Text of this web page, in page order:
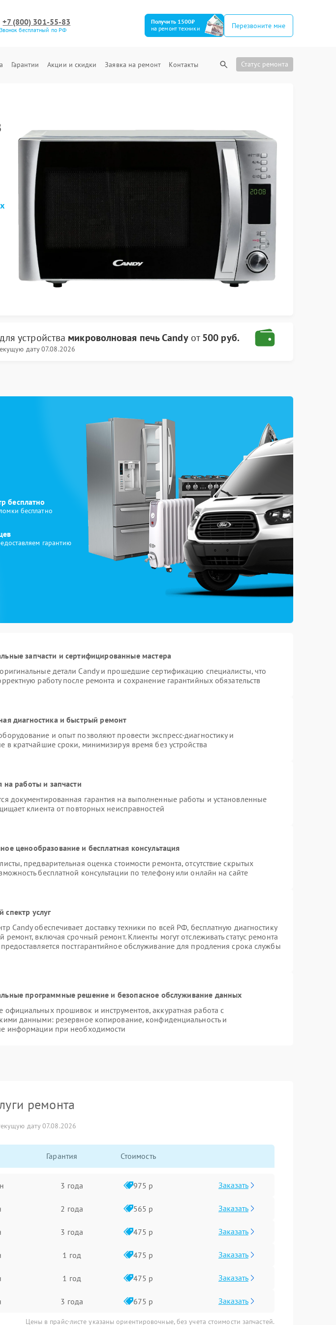
+7 (800) 301-55-83
Звонок бесплатный по РФ
Получить 1500₽
на ремонт техники
Перезвоните мне
Гарантии Акции и скидки Заявка на ремонт Контакты Статус ремонта
устройства микроволновая печь Candyот500 руб.
дату 07.08.2026
бесплатно
бесплатно
гарантию
запчасти и сертифицированные мастера
детали Candy и прошедшие сертификацию специалисты, что
работу после ремонта и сохранение гарантийных обязательств
диагностика и быстрый ремонт
и опыт позволяют провести экспресс-диагностику и
в кратчайшие сроки, минимизируя время без устройства
на работы и запчасти
документированная гарантия на выполненные работы и установленные
клиента от повторных неисправностей
ценообразование и бесплатная консультация
предварительная оценка стоимости ремонта, отсутствие скрытых
бесплатной консультации по телефону или онлайн на сайте
спектр услуг
Candy обеспечивает доставку техники по всей РФ, бесплатную диагностику
ремонт, включая срочный ремонт. Клиенты могут отслеживать статус ремонта
постгарантийное обслуживание для продления срока службы
программные решение и безопасное обслуживание данных
официальных прошивок и инструментов, аккуратная работа с
данными: резервное копирование, конфиденциальность и
информации при необходимости
ремонта
дату 07.08.2026
Гарантия Стоимость
3 года 975 р Заказать
2 года 565 р Заказать
3 года 475 р Заказать
1 год 475 р Заказать
1 год 475 р Заказать
3 года 675 р Заказать
Цены в прайс-листе указаны ориентировочные, без учета стоимости запчастей.